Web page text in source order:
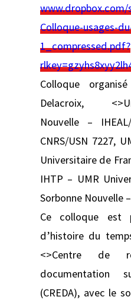
Colloque-usages-
1_compressed.pdf?
Colloque
Delacroix,
Nouvelle –
CNRS/USN 7227,
Universitaire de
IHTP – UMR
Sorbonne Nouvelle
Ce colloque est
d’histoire du
<>Centre de
documentation
(CREDA), avec le